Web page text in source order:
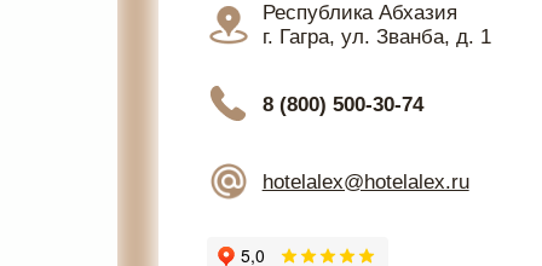
Республика Абхазия
г. Гагра, ул. Званба, д. 1
8 (800) 500-30-74
hotelalex@hotelalex.ru